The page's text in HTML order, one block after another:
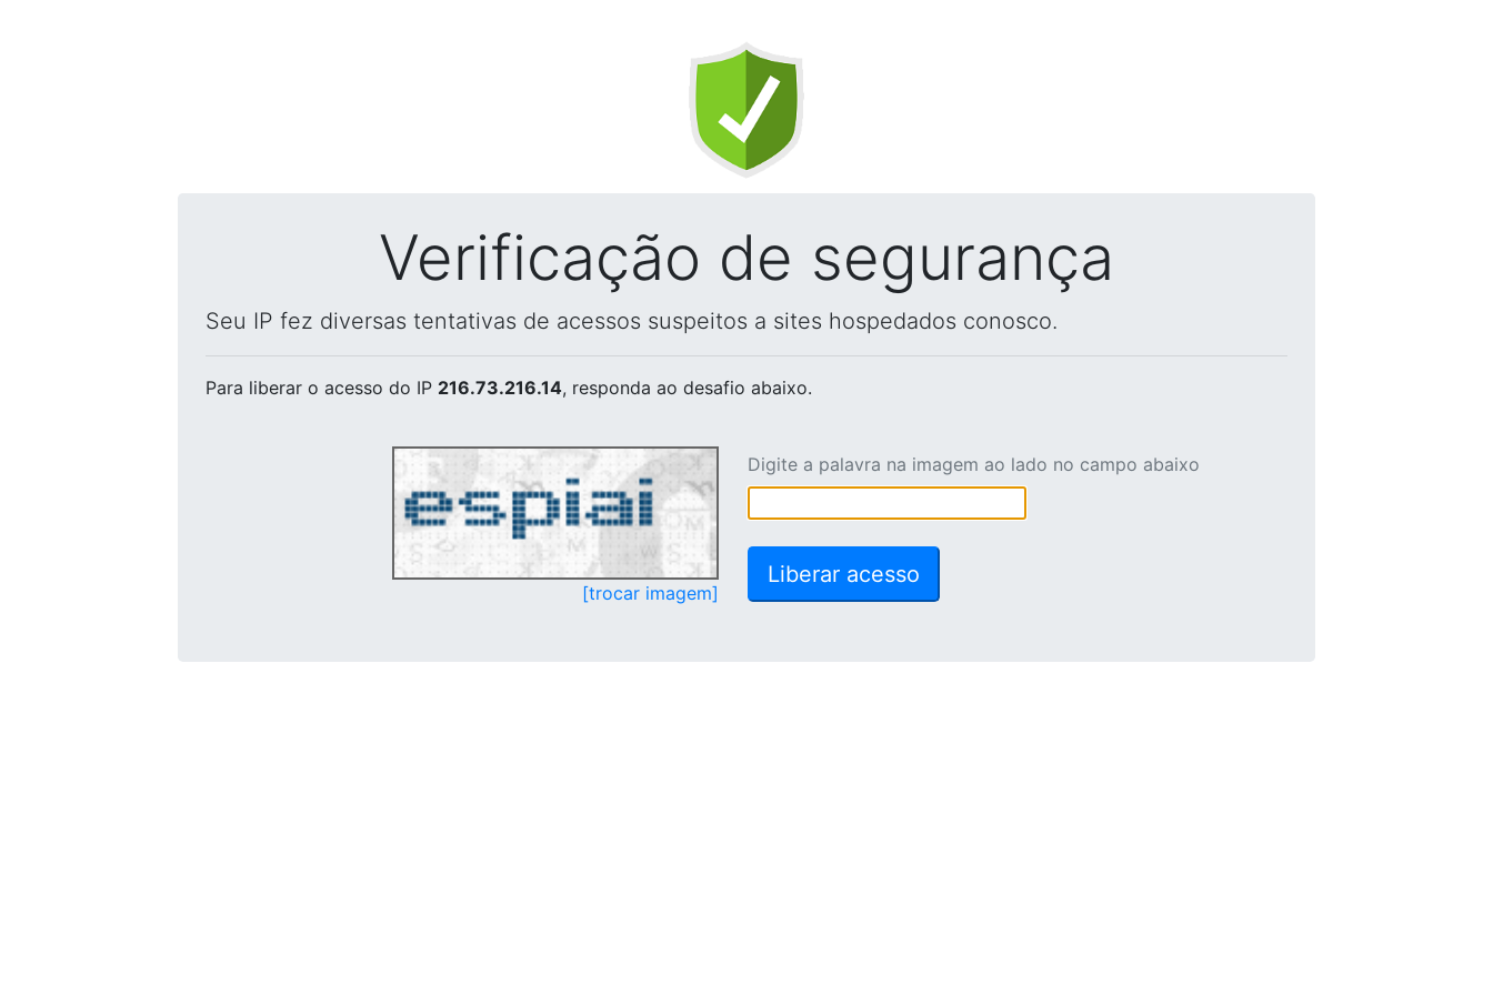
Verificação de segurança
Seu IP fez diversas tentativas de acessos suspeitos a sites hospedados conosco.
Para liberar o acesso do IP 216.73.216.14, responda ao desafio abaixo.
[trocar imagem]
Digite a palavra na imagem ao lado no campo abaixo